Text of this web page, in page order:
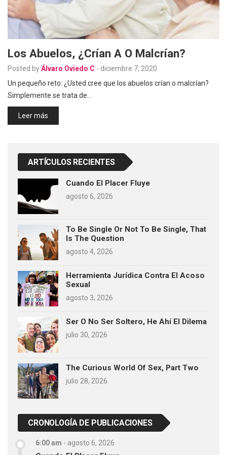
Los Abuelos, ¿Crían A O Malcrían?
Posted byÁlvaro Oviedo C - diciembre 7, 2020
Un pequeño reto: ¿Usted cree que los abuelos crían o malcrían?
Simplemente se trata de…
Leer más
ARTÍCULOS RECIENTES
Cuando El Placer Fluye
agosto 6, 2026
To Be Single Or Not To Be Single, That
Is The Question
agosto 4, 2026
Herramienta Jurídica Contra El Acoso
Sexual
agosto 3, 2026
Ser O No Ser Soltero, He Ahí El Dilema
julio 30, 2026
The Curious World Of Sex, Part Two
julio 28, 2026
CRONOLOGÍA DE PUBLICACIONES
6:00 am - agosto 6, 2026